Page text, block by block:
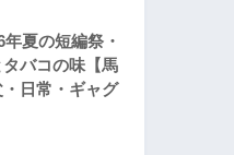
年夏の短編祭・
バコの味【馬
日常・ギャグ